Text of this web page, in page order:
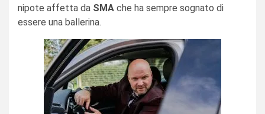
nipote affetta da SMA che ha sempre sognato di
essere una ballerina.